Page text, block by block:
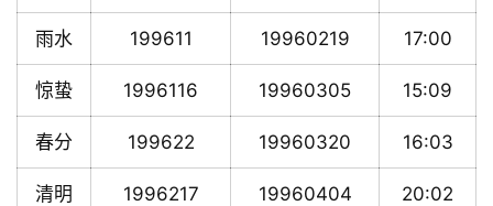
雨水 199611 19960219 17:00
惊蛰 1996116 19960305 15:09
春分 199622 19960320 16:03
清明 1996217 19960404 20:02